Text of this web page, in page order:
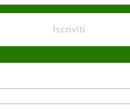
Iscriviti